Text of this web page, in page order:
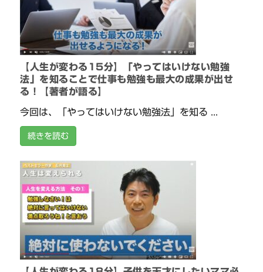
【人生が変わる15分】「やってはいけない勉強
法」を知ることで仕事も勉強も最大の成果が出せ
る！【著者が語る】
今回は、「やってはいけない勉強法」を知る ...
続きを読む